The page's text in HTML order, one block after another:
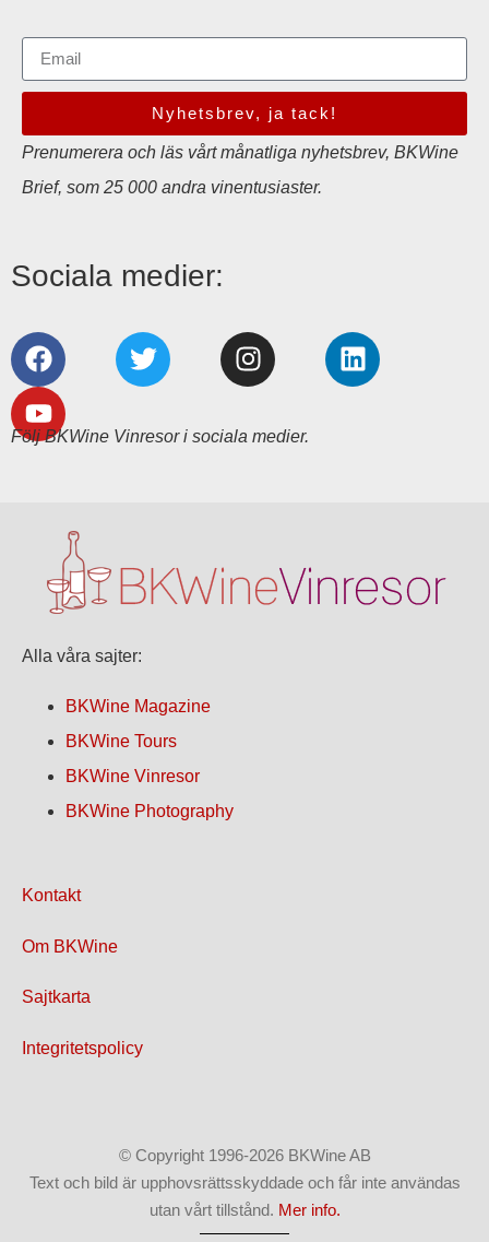
Nyhetsbrev, ja tack!
Prenumerera och läs vårt månatliga nyhetsbrev, BKWine
Brief, som 25 000 andra vinentusiaster.
Sociala medier:
Följ BKWine Vinresor i sociala medier.
Alla våra sajter:
BKWine Magazine
BKWine Tours
BKWine Vinresor
BKWine Photography
Kontakt
Om BKWine
Sajtkarta
Integritetspolicy
© Copyright 1996-2026 BKWine AB
Text och bild är upphovsrättsskyddade och får inte användas
utan vårt tillstånd. Mer info.